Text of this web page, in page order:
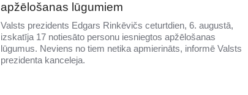
apžēlošanas lūgumiem
Valsts prezidents Edgars Rinkēvičs ceturtdien, 6. augustā,
izskatīja 17 notiesāto personu iesniegtos apžēlošanas
lūgumus. Neviens no tiem netika apmierināts, informē Valsts
prezidenta kanceleja.